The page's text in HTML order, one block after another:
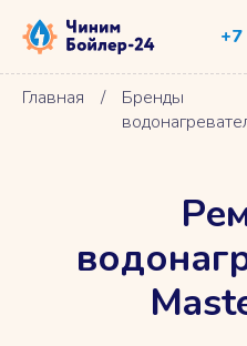
Главная /
Бренды